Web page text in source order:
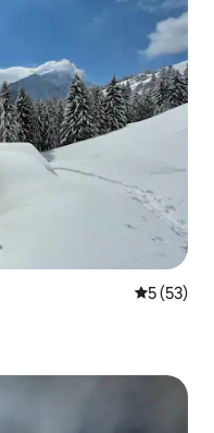
คะแนนเฉลี่
5 (53)